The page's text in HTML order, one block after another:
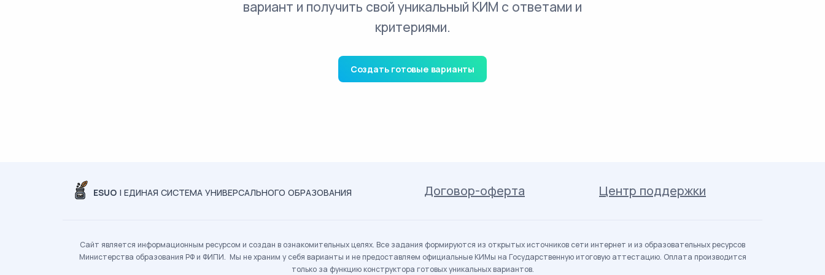
вариант и получить свой уникальный КИМ с ответами и
критериями.
Создать готовые варианты
ESUO | ЕДИНАЯ СИСТЕМА УНИВЕРСАЛЬНОГО ОБРАЗОВАНИЯ Договор-оферта Центр поддержки
Сайт является информационным ресурсом и создан в ознакомительных целях. Все задания формируются из открытых источников сети интернет и из образовательных ресурсов
Министерства образования РФ и ФИПИ. Мы не храним у себя варианты и не предоставляем официальные КИМы на Государственную итоговую аттестацию. Оплата производится
только за функцию конструктора готовых уникальных вариантов.